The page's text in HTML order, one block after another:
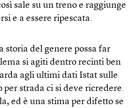
sale su un treno e raggiunge
e a essere ripescata.
storia del genere possa far
si agiti dentro recinti ben
agli ultimi dati Istat sulle
per strada ci si deve ricredere.
ed è una stima per difetto se